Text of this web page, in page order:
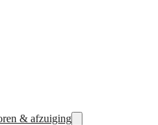
& afzuiging